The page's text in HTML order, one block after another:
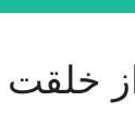
خلقت